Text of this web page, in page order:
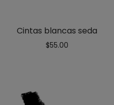
Cintas blancas seda
$55.00